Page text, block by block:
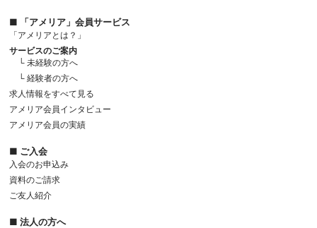
■ 「アメリア」会員サービス
「アメリアとは？」
サービスのご案内
└ 未経験の方へ
└ 経験者の方へ
求人情報をすべて見る
アメリア会員インタビュー
アメリア会員の実績
■ ご入会
入会のお申込み
資料のご請求
ご友人紹介
■ 法人の方へ